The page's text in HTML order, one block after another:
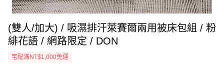
(雙人/加大) / 吸濕排汗萊賽爾兩用被床包組 / 粉
緋花語 / 網路限定 / DON
宅配滿NT$1,000免運